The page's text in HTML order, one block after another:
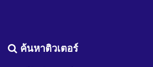
ค้นหาติวเตอร์